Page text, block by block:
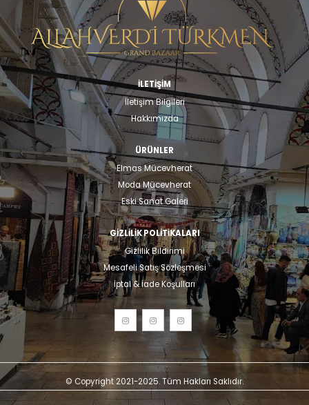
İLETİŞİM
İletişim Bilgileri
Hakkımızda
ÜRÜNLER
Elmas Mücevherat
Moda Mücevherat
Eski Sanat Galeri
GIZLILIK POLITIKALARI
Gizlilik Bildirimi
Mesafeli Satış Sözleşmesi
İptal & İade Koşulları
© Copyright 2021-2025. Tüm Hakları Saklıdır.